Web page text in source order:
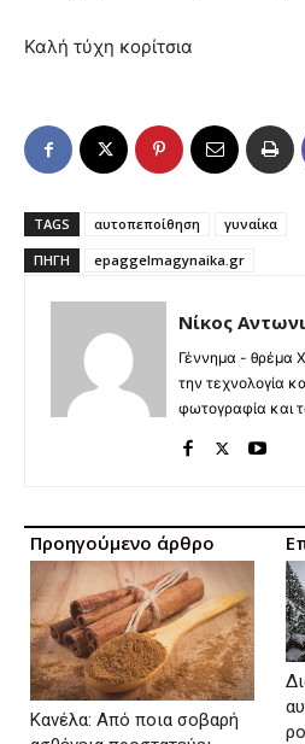
Καλή τύχη κορίτσια
TAGS αυτοπεποίθηση
γυναίκα
ΠΗΓΉ
epaggelmagynaika.gr
Νίκος
Γέννημα - θρέμα
την τεχνολογία
φωτογραφία και
Προηγούμενο άρθρο
Κανέλα: Από ποια σοβαρή